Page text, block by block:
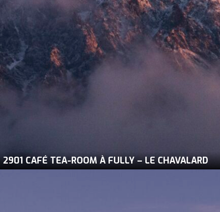
2901 CAFÉ TEA-ROOM À FULLY – LE CHAVALARD